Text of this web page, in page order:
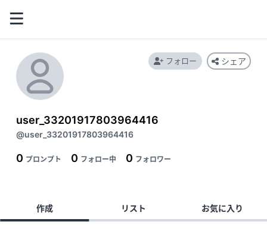
user_33201917803964416
@user_33201917803964416
0 プロンプト 0 フォロー中 0 フォロワー
フォロー シェア
作成 リスト お気に入り